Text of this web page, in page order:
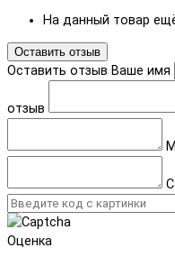
На данный товар
Оставить отзыв
Оставить отзыв Ваше имя
отзыв
Оценка